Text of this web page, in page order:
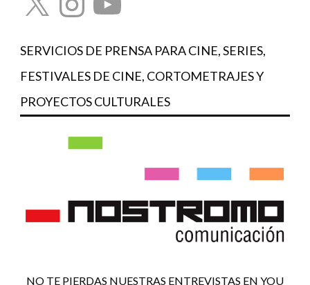
SERVICIOS DE PRENSA PARA CINE, SERIES,
FESTIVALES DE CINE, CORTOMETRAJES Y
PROYECTOS CULTURALES
NO TE PIERDAS NUESTRAS ENTREVISTAS EN YOU